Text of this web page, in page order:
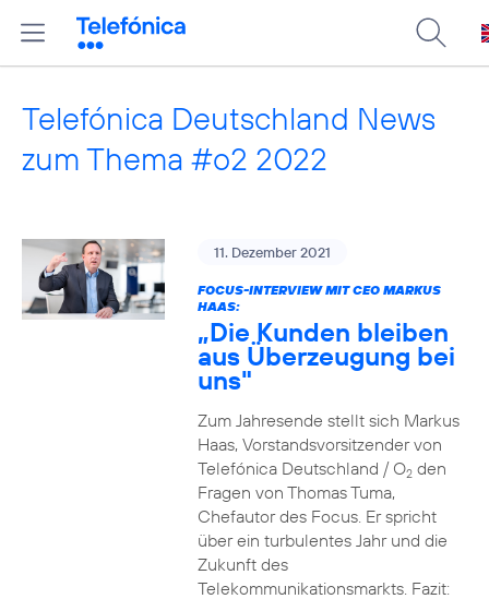
Telefónica Deutschland News
zum Thema #o2 2022
11. Dezember 2021
FOCUS-INTERVIEW MIT CEO MARKUS
HAAS:
„Die Kunden bleiben
aus Überzeugung bei
uns"
Zum Jahresende stellt sich Markus
Haas, Vorstandsvorsitzender von
Telefónica Deutschland / O2den
Fragen von Thomas Tuma,
Chefautor des Focus. Er spricht
über ein turbulentes Jahr und die
Zukunft des
Telekommunikationsmarkts. Fazit: